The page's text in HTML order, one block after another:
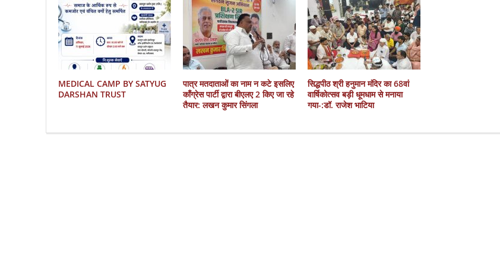
MEDICAL CAMP BY SATYUG
DARSHAN TRUST
पात्र मतदाताओं का नाम न कटे इसलिए
काँग्रेस पार्टी द्वारा बीएलए 2 किए जा रहे
तैयार: लखन कुमार सिंगला
सिद्धपीठ श्री हनुमान मंदिर का 68वां
वार्षिकोत्सव बड़ी धूमधाम से मनाया
गया-:डॉ. राजेश भाटिया